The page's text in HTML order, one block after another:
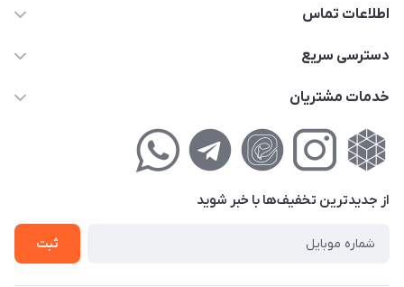
اطلاعات تماس
02177111474
کوچه گلریز 4 غربی ، پلاک 13
دسترسی سریع
حساب کاربری
لیست محصولات
خدمات مشتریان
راهنمای‌خرید‌آنلاین
حریم خصوصی
فروش‌اقساطی
از جدید‌ترین تخفیف‌ها با‌ خبر شوید
ثبت